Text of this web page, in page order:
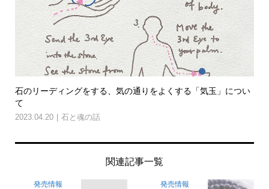
石のリーディングをする、気の通りをよくする「気玉」につい
て
2023.04.20 石と魂の話
関連記事一覧
発売情報 発売情報